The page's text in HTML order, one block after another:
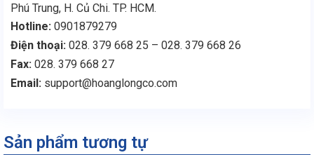
Phú Trung, H. Củ Chi. TP. HCM.
Hotline: 0901879279
Điện thoại: 028. 379 668 25 – 028. 379 668 26
Fax: 028. 379 668 27
Email: support@hoanglongco.com
Sản phẩm tương tự